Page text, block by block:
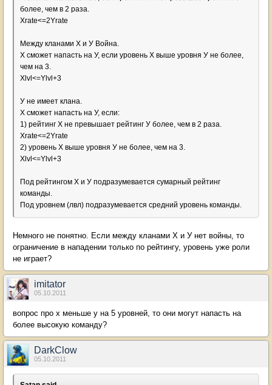
более, чем в 2 раза.
Xrate<=2Yrate
Между кланами Х и У Война.
Х сможет напасть на У, если уровень Х выше уровня У не более,
чем на 3.
Xlvl<=Ylvl+3
У не имеет клана.
Х сможет напасть на У, если:
1) рейтинг Х не превышает рейтинг У более, чем в 2 раза.
Xrate<=2Yrate
2) уровень Х выше уровня У не более, чем на 3.
Xlvl<=Ylvl+3
Под рейтингом Х и У подразумевается сумарный рейтинг
команды.
Под уровнем (лвл) подразумевается средний уровень команды.
Немного не понятно. Если между кланами Х и У нет войны, то
ограничение в нападении только по рейтингу, уровень уже роли
не играет?
imitator
05.10.2011
вопрос про х меньше y на 5 уровней, то они могут напасть на
более высокую команду?
DarkClow
05.10.2011